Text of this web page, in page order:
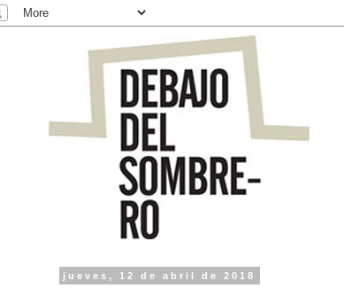
jueves, 12 de abril de 2018